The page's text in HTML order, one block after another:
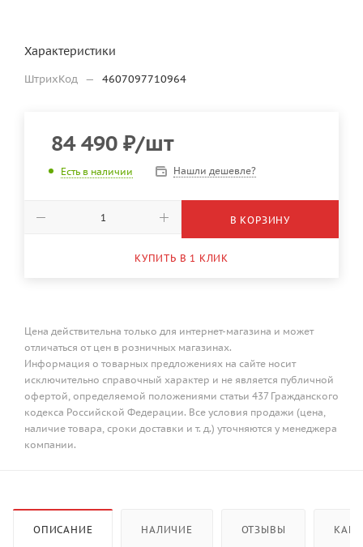
Характеристики
ШтрихКод — 4607097710964
84 490 ₽/шт
Есть в наличии Нашли дешевле?
В КОРЗИНУ
КУПИТЬ В 1 КЛИК
Цена действительна только для интернет-магазина и может
отличаться от цен в розничных магазинах.
Информация о товарных предложениях на сайте носит
исключительно справочный характер и не является публичной
офертой, определяемой положениями статьи 437 Гражданского
кодекса Российской Федерации. Все условия продажи (цена,
наличие товара, сроки доставки и т. д.) уточняются у менеджера
компании.
ОПИСАНИЕ НАЛИЧИЕ ОТЗЫВЫ КАК